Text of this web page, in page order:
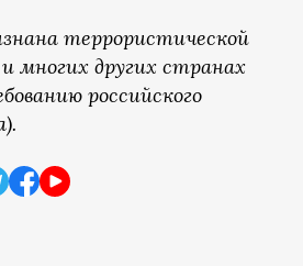
террористической
многих других странах
российского